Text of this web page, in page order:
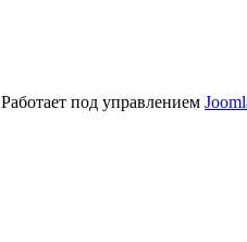
Работает под управлением